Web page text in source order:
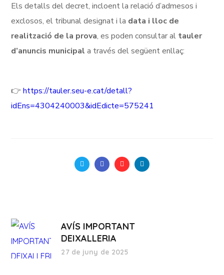
Els detalls del decret, incloent la relació d’admesos i
exclosos, el tribunal designat i la data i lloc de
realització de la prova, es poden consultar al tauler
d’anuncis municipal a través del següent enllaç:
👉https://tauler.seu-e.cat/detall?
idEns=4304240003&idEdicte=575241
AVÍS IMPORTANT
DEIXALLERIA
27 de juny de 2025